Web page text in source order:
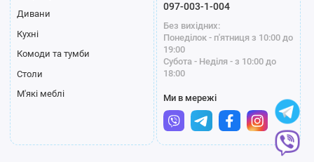
Дивани
Кухні
Комоди та тумби
Столи
М'які меблі
097-003-1-004
Без вихідних:
Понеділок - п'ятниця з 10:00 до
19:00
Субота - Неділя - з 10:00 до
18:00
Ми в мережі